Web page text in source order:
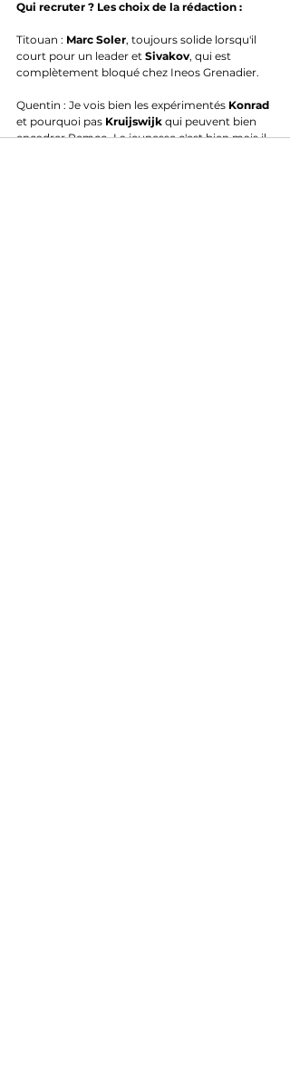
Qui recruter ? Les choix de la rédaction :
Titouan : Marc Soler, toujours solide lorsqu'il
court pour un leader et Sivakov, qui est
complètement bloqué chez Ineos Grenadier.
Quentin : Je vois bien les expérimentés Konrad
et pourquoi pas Kruijswijk qui peuvent bien
encadrer Remco. La jeunesse c'est bien mais il